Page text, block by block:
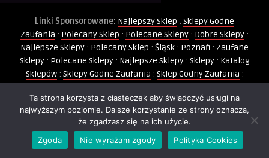
Linki Sponsorowane: Najlepszy Sklep : Sklepy Godne
Zaufania : Polecany Sklep : Polecane Sklepy : Dobre Sklepy :
Najlepsze Sklepy : Polecany Sklep : Śląsk : Poznań : Zaufane
Sklepy: Polecane Sklepy: Najlepsze Sklepy: Sklepy: Katalog
Sklepów: Sklepy Godne Zaufania : Sklep Godny Zaufania :
Sklep Świętego Mikołaja:Strój Mikołaja:Trójmiasto:
Wiadomości Lokalne: Party Shop:Warszawa:Rumia:Bańki
Balony :Balony Foliowe :Kurs Animatora Zabaw
Twoje Miasto
Ta strona korzysta z ciasteczek aby świadczyć usługi na
najwyższym poziomie. Dalsze korzystanie ze strony oznacza,
że zgadzasz się na ich użycie.
Zgoda
Nie wyrażam zgody Polityka Cookies